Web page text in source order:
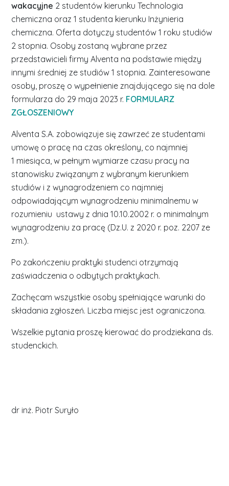
wakacyjne 2 studentów kierunku Technologia
chemiczna oraz 1 studenta kierunku Inżynieria
chemiczna. Oferta dotyczy studentów 1 roku studiów
2 stopnia. Osoby zostaną wybrane przez
przedstawicieli firmy Alventa na podstawie między
innymi średniej ze studiów 1 stopnia. Zainteresowane
osoby, proszę o wypełnienie znajdującego się na dole
formularza do 29 maja 2023 r. FORMULARZ
ZGŁOSZENIOWY
Alventa S.A. zobowiązuje się zawrzeć ze studentami
umowę o pracę na czas określony, co najmniej
1 miesiąca, w pełnym wymiarze czasu pracy na
stanowisku związanym z wybranym kierunkiem
studiów i z wynagrodzeniem co najmniej
odpowiadającym wynagrodzeniu minimalnemu w
rozumieniu ustawy z dnia 10.10.2002 r. o minimalnym
wynagrodzeniu za pracę (Dz.U. z 2020 r. poz. 2207 ze
zm.).
Po zakończeniu praktyki studenci otrzymają
zaświadczenia o odbytych praktykach.
Zachęcam wszystkie osoby spełniające warunki do
składania zgłoszeń. Liczba miejsc jest ograniczona.
Wszelkie pytania proszę kierować do prodziekana ds.
studenckich.
dr inż. Piotr Suryło